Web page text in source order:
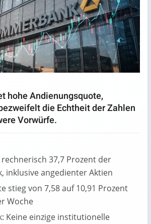
hohe Andienungsquote,
die Echtheit der Zahlen
Vorwürfe.
37,7 Prozent der
inklusive angedienter Aktien
stieg von 7,58 auf 10,91 Prozent
Woche
Keine einzige institutionelle